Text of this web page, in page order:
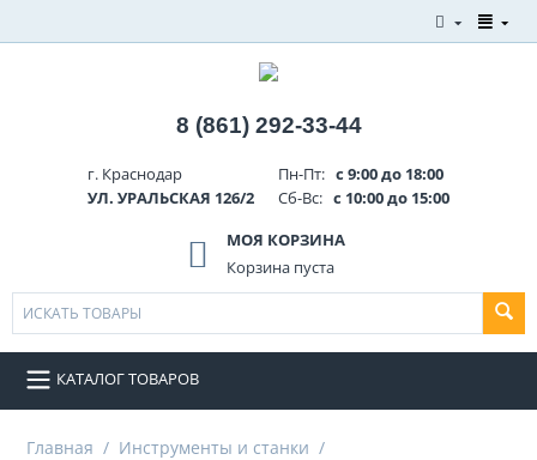
8 (861) 292-33-44
г. Краснодар
УЛ. УРАЛЬСКАЯ 126/2
Пн-Пт: с 9:00 до 18:00
Сб-Вс: с 10:00 до 15:00
МОЯ КОРЗИНА
Корзина пуста
КАТАЛОГ ТОВАРОВ
Главная / Инструменты и станки /